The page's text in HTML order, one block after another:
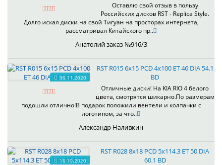
Оставлю свой отзыв в пользу
Российских дисков RST - Replica Style.
Долго искал диски на свой Тигуан на просторах интернета,
рассматривал Китайского пр..
Анатолий заказ №916/3
06.11.2020
RST R015 6x15 PCD 4x100 ET 46 DIA 54.1
BD
Отличные диски! На KIA RIO 4 белого
цвета, смотрятся шикарно.По размерам
подошли отлично!В подарок положили вентели и колпачки с
логотипом, за что..
Александр Наливкин
16.10.2020
RST R028 8x18 PCD 5x114.3 ET 50 DIA
60.1 BD